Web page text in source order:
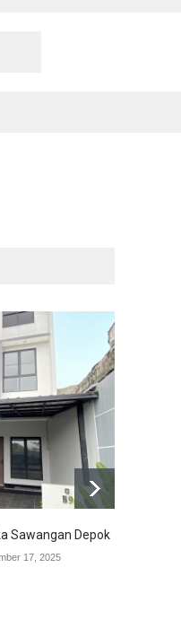
Sawangan Depok
17, 2025